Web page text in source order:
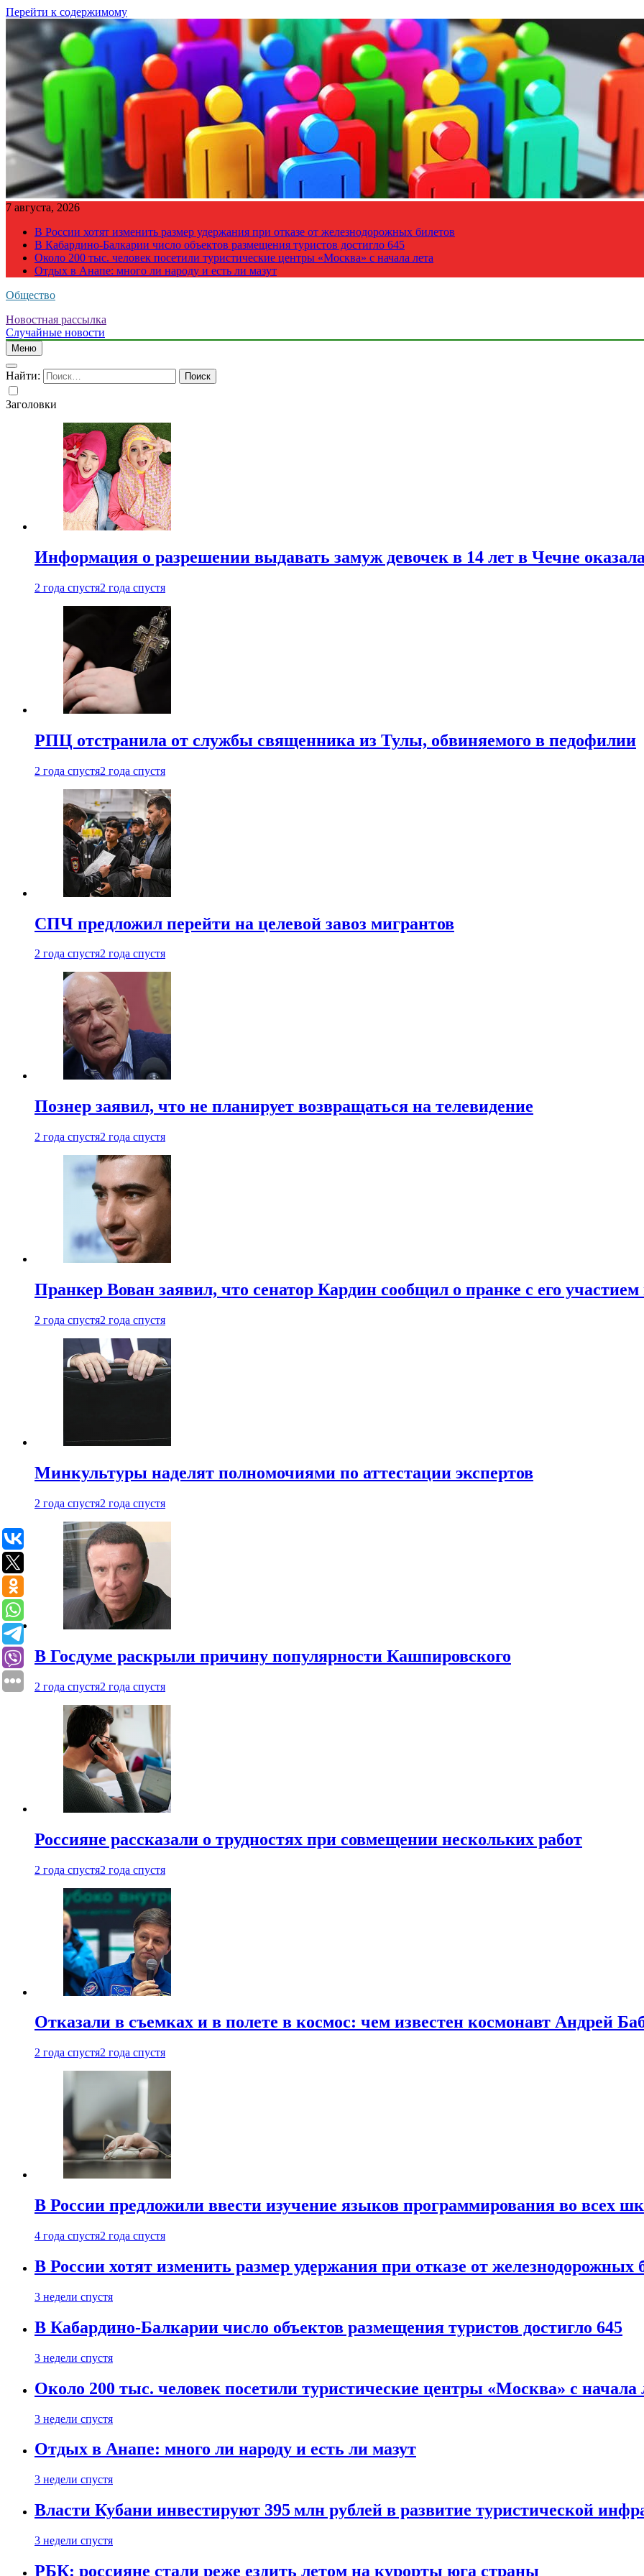
Перейти к содержимому
7 августа, 2026
В России хотят изменить размер удержания при отказе от железнодорожных билетов
В Кабардино-Балкарии число объектов размещения туристов достигло 645
Около 200 тыс. человек посетили туристические центры «Москва» с начала лета
Отдых в Анапе: много ли народу и есть ли мазут
Общество
Новостная рассылка
Случайные новости
Меню
Найти:
Заголовки
Информация о разрешении выдавать замуж девочек в 14 лет в Чечне
2 года спустя2 года спустя
РПЦ отстранила от службы священника из Тулы, обвиняемого в педофилии
2 года спустя2 года спустя
СПЧ предложил перейти на целевой завоз мигрантов
2 года спустя2 года спустя
Познер заявил, что не планирует возвращаться на телевидение
2 года спустя2 года спустя
Пранкер Вован заявил, что сенатор Кардин сообщил о пранке с его
2 года спустя2 года спустя
Минкультуры наделят полномочиями по аттестации экспертов
2 года спустя2 года спустя
В Госдуме раскрыли причину популярности Кашпировского
2 года спустя2 года спустя
Россияне рассказали о трудностях при совмещении нескольких работ
2 года спустя2 года спустя
Отказали в съемках и в полете в космос: чем известен космонавт Андрей
2 года спустя2 года спустя
В России предложили ввести изучение языков программирования во всех
4 года спустя2 года спустя
В России хотят изменить размер удержания при отказе от железнодорожных
3 недели спустя
В Кабардино-Балкарии число объектов размещения туристов достигло 645
3 недели спустя
Около 200 тыс. человек посетили туристические центры «Москва» с начала
3 недели спустя
Отдых в Анапе: много ли народу и есть ли мазут
3 недели спустя
Власти Кубани инвестируют 395 млн рублей в развитие туристической
3 недели спустя
РБК: россияне стали реже ездить летом на курорты юга страны